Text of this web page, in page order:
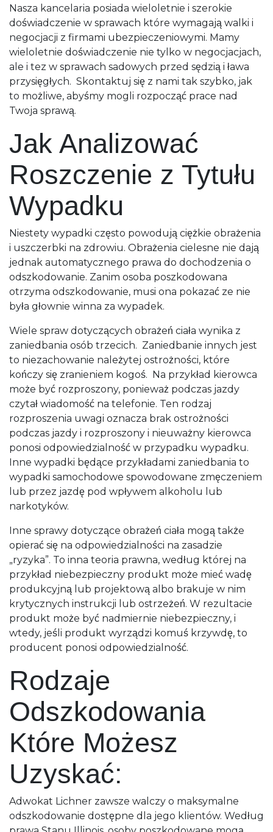
Nasza kancelaria posiada wieloletnie i szerokie
doświadczenie w sprawach które wymagają walki i
negocjacji z firmami ubezpieczeniowymi. Mamy
wieloletnie doświadczenie nie tylko w negocjacjach,
ale i tez w sprawach sadowych przed sędzią i ława
przysięgłych. Skontaktuj się z nami tak szybko, jak
to możliwe, abyśmy mogli rozpocząć prace nad
Twoja sprawą.
Jak Analizować
Roszczenie z Tytułu
Wypadku
Niestety wypadki często powodują ciężkie obrażenia
i uszczerbki na zdrowiu. Obrażenia cielesne nie dają
jednak automatycznego prawa do dochodzenia o
odszkodowanie. Zanim osoba poszkodowana
otrzyma odszkodowanie, musi ona pokazać ze nie
była głownie winna za wypadek.
Wiele spraw dotyczących obrażeń ciała wynika z
zaniedbania osób trzecich. Zaniedbanie innych jest
to niezachowanie należytej ostrożności, które
kończy się zranieniem kogoś. Na przykład kierowca
może być rozproszony, ponieważ podczas jazdy
czytał wiadomość na telefonie. Ten rodzaj
rozproszenia uwagi oznacza brak ostrożności
podczas jazdy i rozproszony i nieuważny kierowca
ponosi odpowiedzialność w przypadku wypadku.
Inne wypadki będące przykładami zaniedbania to
wypadki samochodowe spowodowane zmęczeniem
lub przez jazdę pod wpływem alkoholu lub
narkotyków.
Inne sprawy dotyczące obrażeń ciała mogą także
opierać się na odpowiedzialności na zasadzie
„ryzyka”. To inna teoria prawna, według której na
przykład niebezpieczny produkt może mieć wadę
produkcyjną lub projektową albo brakuje w nim
krytycznych instrukcji lub ostrzeżeń. W rezultacie
produkt może być nadmiernie niebezpieczny, i
wtedy, jeśli produkt wyrządzi komuś krzywdę, to
producent ponosi odpowiedzialność.
Rodzaje
Odszkodowania
Które Możesz
Uzyskać:
Adwokat Lichner zawsze walczy o maksymalne
odszkodowanie dostępne dla jego klientów. Według